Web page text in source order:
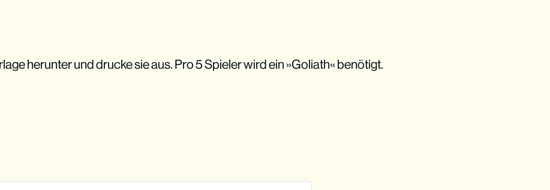
herunter und drucke sie aus. Pro 5 Spieler wird ein »Goliath« benötigt.